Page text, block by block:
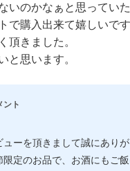
いのかなぁと思ってい
で購入出来て嬉しいです
頂きました。
と思います。
ント
ーを頂きまして誠にありが
限定のお品で、お酒にもご